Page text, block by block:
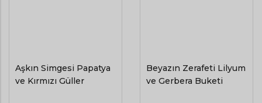
Aşkın Simgesi Papatya
ve Kırmızı Güller
Beyazın Zerafeti Lilyum
ve Gerbera Buketi